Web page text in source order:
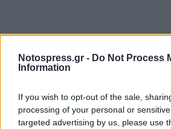
Notospress.gr - Do Not Process
Information
If you wish to opt-out of the sale,
processing of your personal or
targeted advertising by us, please use